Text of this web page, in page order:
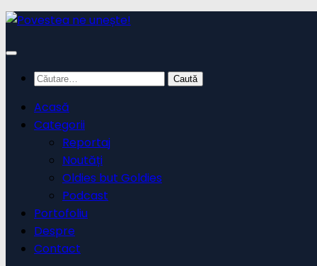
Skip
content
Caută
Acasă
Categorii
Reportaj
Noutăți
Oldies but Goldies
Podcast
Portofoliu
Despre
Contact